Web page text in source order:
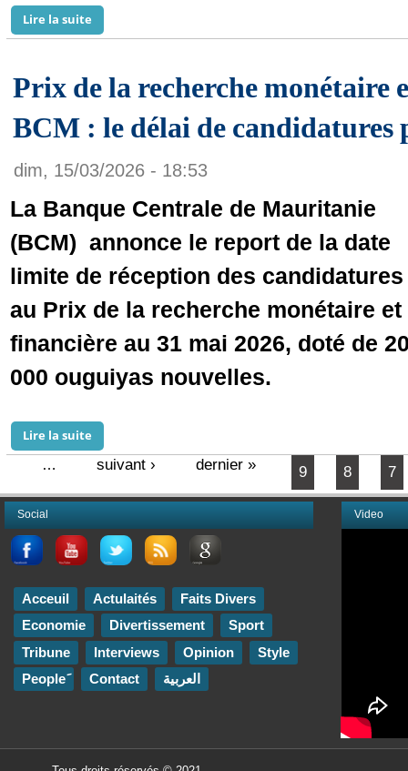
Lire la suite
Prix de la recherche monétaire
BCM : le délai de candidatures
dim, 15/03/2026 - 18:53
La Banque Centrale de Mauritanie
(BCM) annonce le report de la date
limite de réception des candidatures
au Prix de la recherche monétaire et
financière au 31 mai 2026, doté de
000 ouguiyas nouvelles.
Lire la suite
Pages 7
8
9
… suivant › dernier »
Video
Social
Acceuil Actulaités
Faits Divers
Economie
Divertissement
Sport
Tribune
Interviews Opinion
Style
Contact العربية